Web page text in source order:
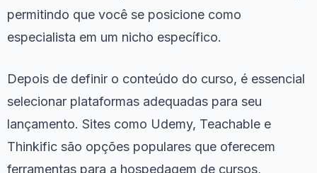
permitindo que você se posicione como
especialista em um nicho específico.
Depois de definir o conteúdo do curso, é essencial
selecionar plataformas adequadas para seu
lançamento. Sites como Udemy, Teachable e
Thinkific são opções populares que oferecem
ferramentas para a hospedagem de cursos,